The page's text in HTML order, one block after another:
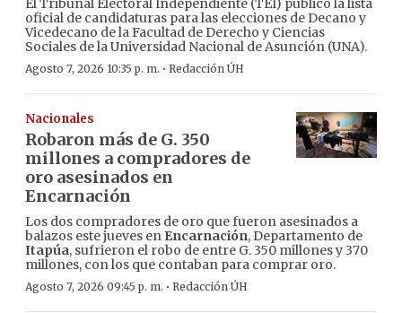
El Tribunal Electoral Independiente (TEI) publicó la lista
oficial de candidaturas para las elecciones de Decano y
Vicedecano de la Facultad de Derecho y Ciencias
Sociales de la Universidad Nacional de Asunción (UNA).
Agosto 7, 2026 10:35 p. m. · Redacción ÚH
Nacionales
Robaron más de G. 350
millones a compradores de
oro asesinados en
Encarnación
Los dos compradores de oro que fueron asesinados a
balazos este jueves en Encarnación, Departamento de
Itapúa, sufrieron el robo de entre G. 350 millones y 370
millones, con los que contaban para comprar oro.
Agosto 7, 2026 09:45 p. m. · Redacción ÚH